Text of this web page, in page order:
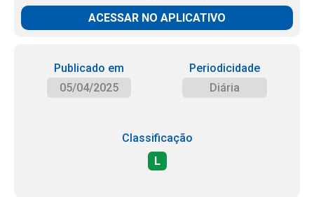
ACESSAR NO APLICATIVO
Publicado em
05/04/2025
Periodicidade
Diária
Classificação
L